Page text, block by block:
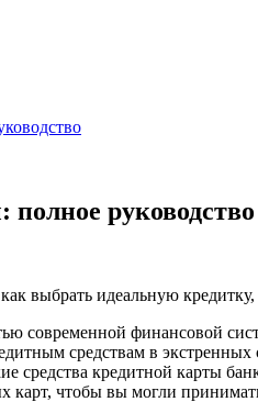
руководство
выбрать идеальную
современной финансовой
средствам в
средства кредитной карты
карт, чтобы вы могли